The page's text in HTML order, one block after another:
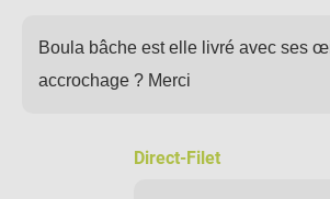
Boula bâche est elle livré avec ses
accrochage ? Merci
Direct-Filet